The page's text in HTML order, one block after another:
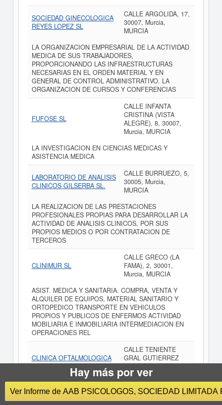
SOCIEDAD GINECOLOGICA
REYES LOPEZ SL
CALLE ARGOLIDA, 17,
30007, Murcia,
MURCIA
LA ORGANIZACION EMPRESARIAL DE LA ACTIVIDAD
MEDICA DE SUS TRABAJADORES,
PROPORCIONANDO LAS INFRAESTRUCTURAS
NECESARIAS EN EL ORDEN MATERIAL Y EN
GENERAL DE CONTROL ADMINISTRATIVO. LA
ORGANIZACION DE CURSOS Y CONFERENCIAS
FUFOSE SL
CALLE INFANTA
CRISTINA (VISTA
ALEGRE), 8, 30007,
Murcia, MURCIA
LA INVESTIGACION EN CIENCIAS MEDICAS Y
ASISTENCIA MEDICA
LABORATORIO DE ANALISIS
CLINICOS GILSERBA SL.
CALLE BURRUEZO, 5,
30005, Murcia,
MURCIA
LA REALIZACION DE LAS PRESTACIONES
PROFESIONALES PROPIAS PARA DESARROLLAR LA
ACTIVIDAD DE ANALISIS CLINICOS, POR SUS
PROPIOS MEDIOS O POR CONTRATACION DE
TERCEROS
CLINIMUR SL
CALLE GRECO (LA
FAMA), 2, 30001,
Murcia, MURCIA
ASIST. MEDICA Y SANITARIA. COMPRA, VENTA Y
ALQUILER DE EQUIPOS, MATERIAL SANITARIO Y
ORTOPEDICO TRANSPORTE EN VEHICULOS
PROPIOS Y PUBLICOS DE ENFERMOS ACTIVIDAD
MOBILIARIA E INMOBILIARIA INTERMEDIACION EN
OPERACIONES REL
CLINICA OFTALMOLOGICA
CENTROFAMA LORCA SL
(EXTINGUIDA)
CALLE TENIENTE
GRAL GUTIERREZ
MELLADO (MURCIA),
9, 30008, Murcia,
MURCIA
LA EXPLOTACION ECONOMICA DEL NEGOCIO DE
Hay más por ver
Ver Informe de AAB PSICOLOGOS, SOCIEDAD LIMITADA